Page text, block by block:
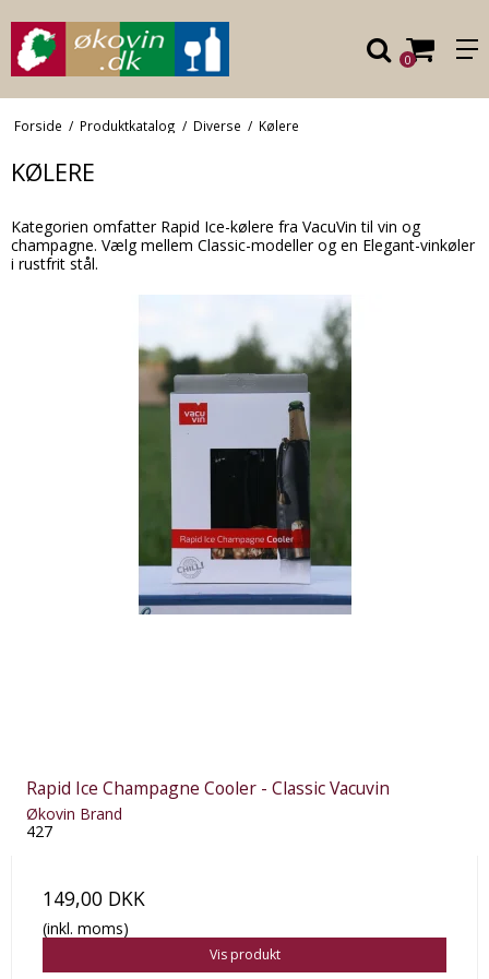
0
Forside / Produktkatalog / Diverse / Kølere
KØLERE
Kategorien omfatter Rapid Ice-kølere fra VacuVin til vin og
champagne. Vælg mellem Classic-modeller og en Elegant-vinkøler
i rustfrit stål.
Rapid Ice Champagne Cooler - Classic Vacuvin
Økovin Brand
427
149,00 DKK
(inkl. moms)
Vis produkt